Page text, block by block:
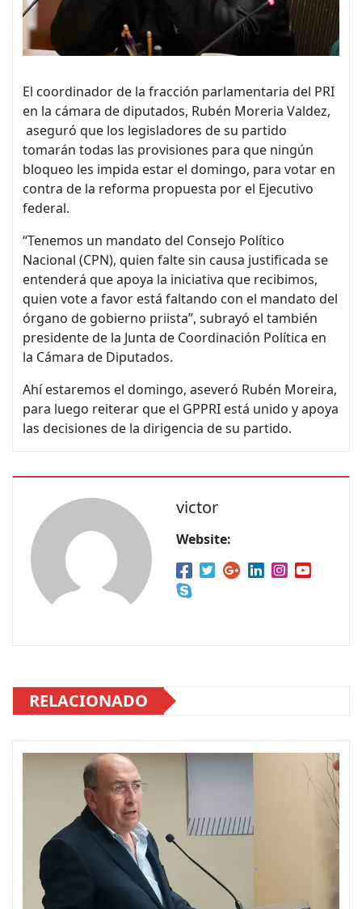
El coordinador de la fracción parlamentaria del PRI
en la cámara de diputados, Rubén Moreria Valdez,
aseguró que los legisladores de su partido
tomarán todas las provisiones para que ningún
bloqueo les impida estar el domingo, para votar en
contra de la reforma propuesta por el Ejecutivo
federal.
“Tenemos un mandato del Consejo Político
Nacional (CPN), quien falte sin causa justificada se
entenderá que apoya la iniciativa que recibimos,
quien vote a favor está faltando con el mandato del
órgano de gobierno priista”, subrayó el también
presidente de la Junta de Coordinación Política en
la Cámara de Diputados.
Ahí estaremos el domingo, aseveró Rubén Moreira,
para luego reiterar que el GPPRI está unido y apoya
las decisiones de la dirigencia de su partido.
victor
Website:
RELACIONADO